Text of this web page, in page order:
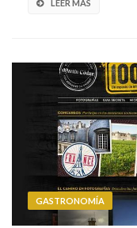
LEER MÁS
GASTRONOMÍA